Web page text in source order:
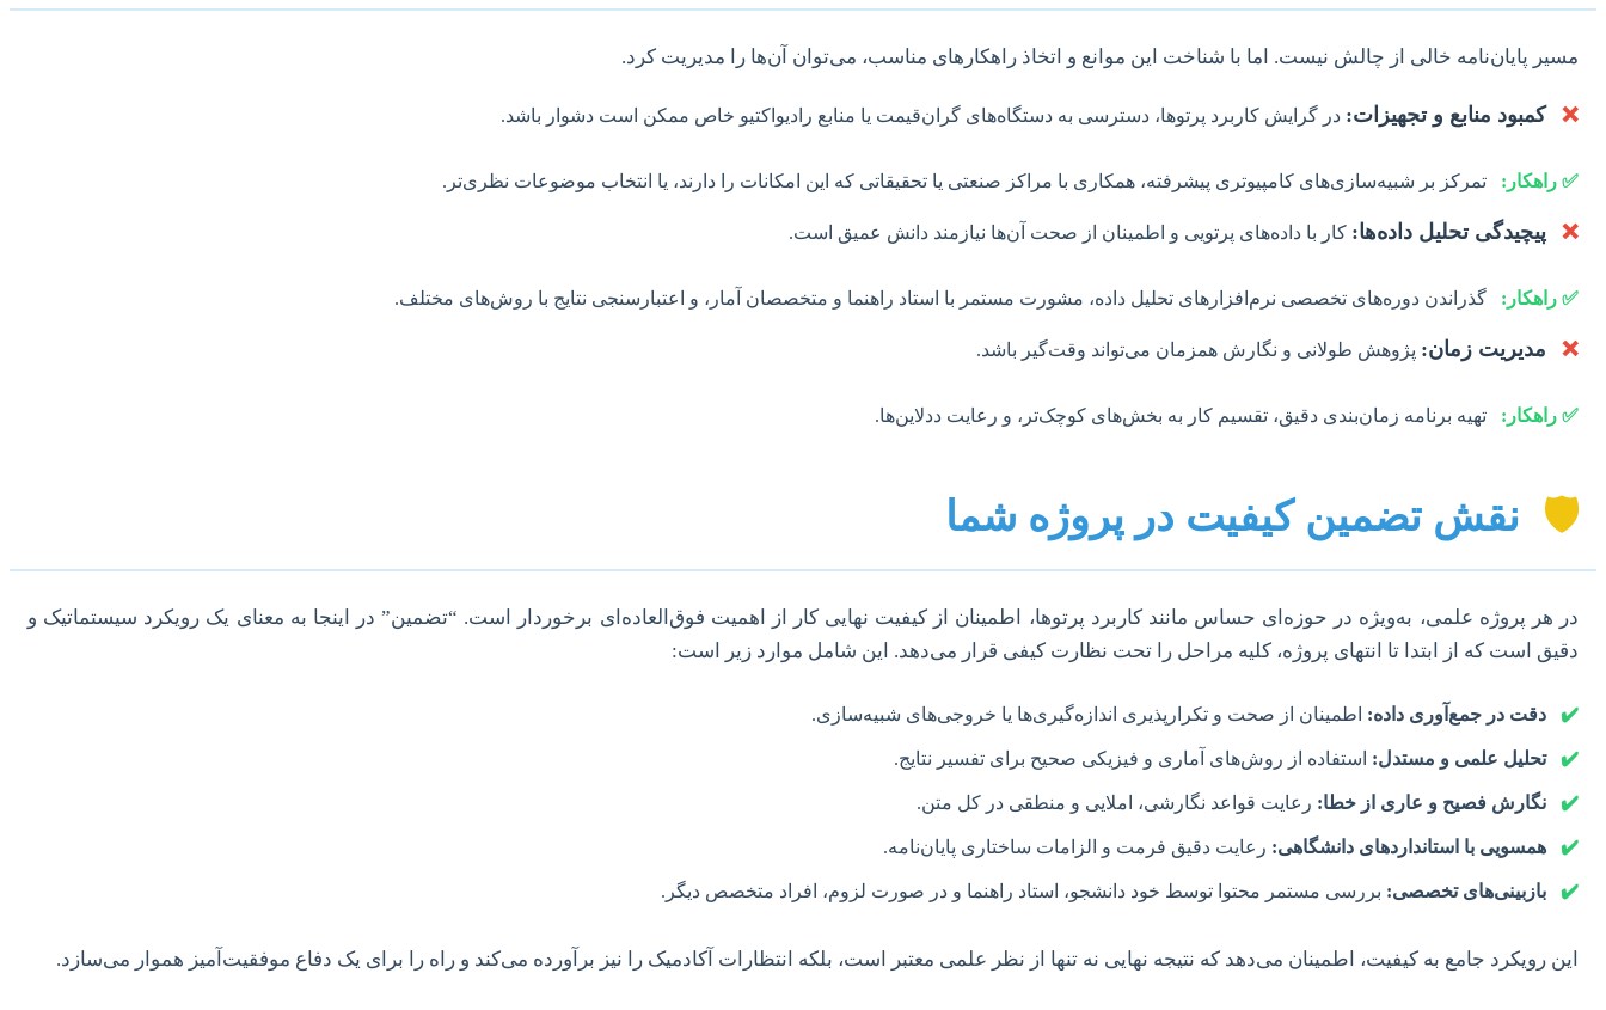
مسیر پایان‌نامه خالی از چالش نیست. اما با شناخت این موانع و اتخاذ راهکارهای مناسب، می‌توان آن‌ها را مدیریت کرد.
❌ کمبود منابع و تجهیزات: در گرایش کاربرد پرتوها، دسترسی به دستگاه‌های گران‌قیمت یا منابع رادیواکتیو خاص ممکن است دشوار باشد.
✅ راهکار: تمرکز بر شبیه‌سازی‌های کامپیوتری پیشرفته، همکاری با مراکز صنعتی یا تحقیقاتی که این امکانات را دارند، یا انتخاب موضوعات نظری‌تر.
❌ پیچیدگی تحلیل داده‌ها: کار با داده‌های پرتویی و اطمینان از صحت آن‌ها نیازمند دانش عمیق است.
✅ راهکار: گذراندن دوره‌های تخصصی نرم‌افزارهای تحلیل داده، مشورت مستمر با استاد راهنما و متخصصان آمار، و اعتبارسنجی نتایج با روش‌های مختلف.
❌ مدیریت زمان: پژوهش طولانی و نگارش همزمان می‌تواند وقت‌گیر باشد.
✅ راهکار: تهیه برنامه زمان‌بندی دقیق، تقسیم کار به بخش‌های کوچک‌تر، و رعایت ددلاین‌ها.
🛡️ نقش تضمین کیفیت در پروژه شما
در هر پروژه علمی، به‌ویژه در حوزه‌ای حساس مانند کاربرد پرتوها، اطمینان از کیفیت نهایی کار از اهمیت فوق‌العاده‌ای برخوردار است. “تضمین” در اینجا به معنای یک رویکرد سیستماتیک و
دقیق است که از ابتدا تا انتهای پروژه، کلیه مراحل را تحت نظارت کیفی قرار می‌دهد. این شامل موارد زیر است:
✔️ دقت در جمع‌آوری داده: اطمینان از صحت و تکرارپذیری اندازه‌گیری‌ها یا خروجی‌های شبیه‌سازی.
✔️ تحلیل علمی و مستدل: استفاده از روش‌های آماری و فیزیکی صحیح برای تفسیر نتایج.
✔️ نگارش فصیح و عاری از خطا: رعایت قواعد نگارشی، املایی و منطقی در کل متن.
✔️ همسویی با استانداردهای دانشگاهی: رعایت دقیق فرمت و الزامات ساختاری پایان‌نامه.
✔️ بازبینی‌های تخصصی: بررسی مستمر محتوا توسط خود دانشجو، استاد راهنما و در صورت لزوم، افراد متخصص دیگر.
این رویکرد جامع به کیفیت، اطمینان می‌دهد که نتیجه نهایی نه تنها از نظر علمی معتبر است، بلکه انتظارات آکادمیک را نیز برآورده می‌کند و راه را برای یک دفاع موفقیت‌آمیز هموار می‌سازد.